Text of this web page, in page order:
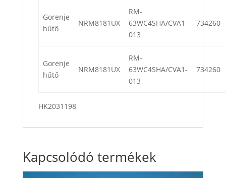
Gorenje
hűtő
NRM8181UX
RM-
63WC4SHA/CVA1-
013
734260
Gorenje
hűtő
NRM8181UX
RM-
63WC4SHA/CVA1-
013
734260
HK2031198
Kapcsolódó termékek